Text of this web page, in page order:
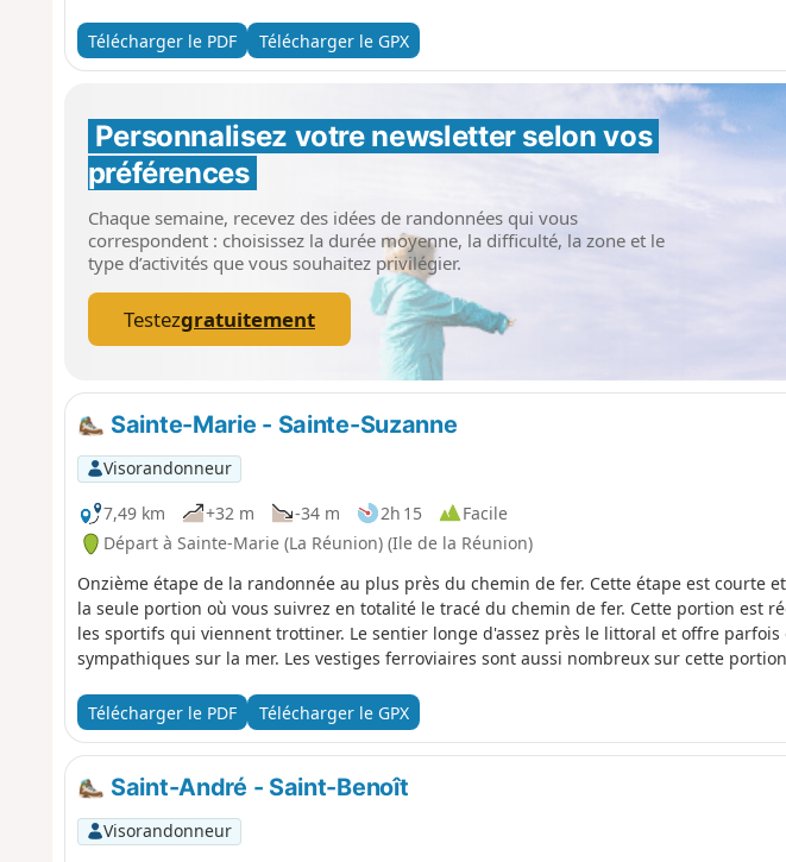
Télécharger le PDF Télécharger le GPX
Personnalisez votre newsletter selon vos
préférences
Chaque semaine, recevez des idées de randonnées qui vous
correspondent : choisissez la durée moyenne, la difficulté, la zone et le
type d’activités que vous souhaitez privilégier.
Testezgratuitement
Sainte-Marie - Sainte-Suzanne
Visorandonneur
7,49 km
+32 m -34 m 2h 15
Facile
Départ à Sainte-Marie (La Réunion) (Ile de la Réunion)
Onzième étape de la randonnée au plus près du chemin de fer. Cette étape est courte
la seule portion où vous suivrez en totalité le tracé du chemin de fer. Cette portion est
les sportifs qui viennent trottiner. Le sentier longe d'assez près le littoral et offre parfois
sympathiques sur la mer. Les vestiges ferroviaires sont aussi nombreux sur cette
Télécharger le PDF Télécharger le GPX
Saint-André - Saint-Benoît
Visorandonneur